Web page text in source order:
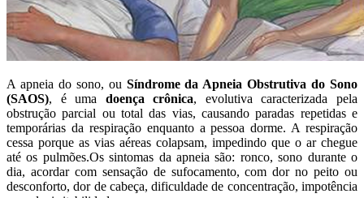
A apneia do sono, ou Síndrome da Apneia Obstrutiva do Sono
(SAOS), é uma doença crônica, evolutiva caracterizada pela
obstrução parcial ou total das vias, causando paradas repetidas e
temporárias da respiração enquanto a pessoa dorme. A respiração
cessa porque as vias aéreas colapsam, impedindo que o ar chegue
até os pulmões.Os sintomas da apneia são: ronco, sono durante o
dia, acordar com sensação de sufocamento, com dor no peito ou
desconforto, dor de cabeça, dificuldade de concentração, impotência